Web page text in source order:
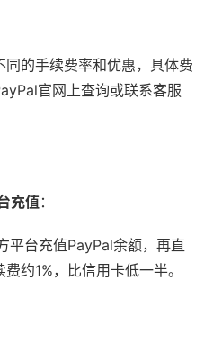
同的手续费率和优惠，具体费
官网上查询或联系客服
充值：
平台充值PayPal余额，再直
约1%，比信用卡低一半。